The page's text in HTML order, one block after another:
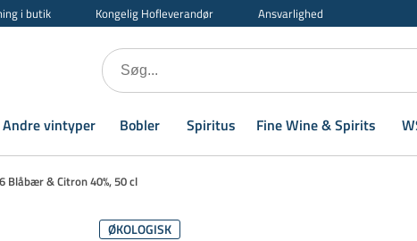
i butik Kongelig Hofleverandør Ansvarlighed
Andre vintyper Bobler Spiritus Fine Wine & Spirits
Blåbær & Citron 40%, 50 cl
ØKOLOGISK